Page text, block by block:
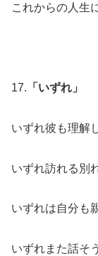
これからの人生
17. 「いずれ」
いずれ彼も理解
いずれ訪れる別
いずれは自分も
いずれまた話そ